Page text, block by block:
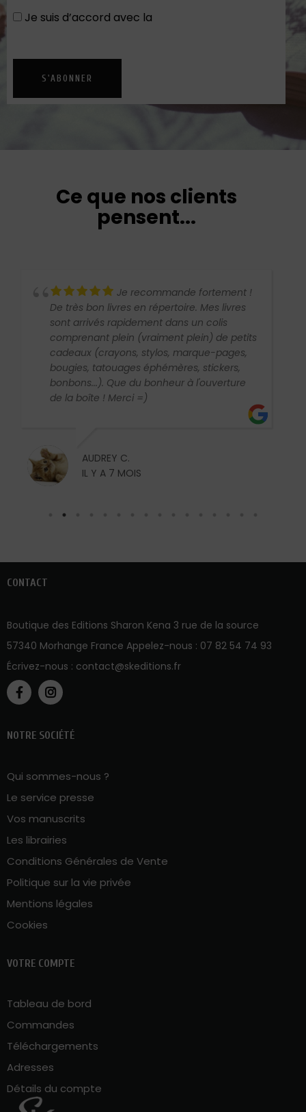
Je suis d’accord avec la
S'ABONNER
Ce que nos clients
pensent...
Je recommande fortement !
De très bon livres en répertoire. Mes livres
sont arrivés rapidement dans un colis
comprenant plein (vraiment plein) de petits
cadeaux (crayons, stylos, marque-pages,
bougies, tatouages éphémères, stickers,
bonbons...). Que du bonheur à l'ouverture
de la boîte ! Merci =)
AUDREY C.
IL Y A 7 MOIS
CONTACT
Boutique des Editions Sharon Kena 3 rue de la source
57340 Morhange France Appelez-nous : 07 82 54 74 93
Écrivez-nous : contact@skeditions.fr
NOTRE SOCIÉTÉ
Qui sommes-nous ?
Le service presse
Vos manuscrits
Les librairies
Conditions Générales de Vente
Politique sur la vie privée
Mentions légales
Cookies
VOTRE COMPTE
Tableau de bord
Commandes
Téléchargements
Adresses
Détails du compte